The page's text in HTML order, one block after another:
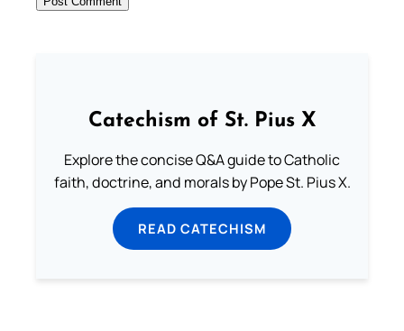
Catechism of St. Pius X
Explore the concise Q&A guide to Catholic
faith, doctrine, and morals by Pope St. Pius X.
READ CATECHISM